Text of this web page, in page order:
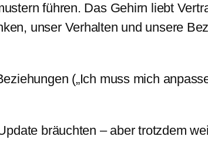
führen. Das Gehirn liebt
unser Verhalten und unsere
(„Ich muss mich
bräuchten – aber trotzdem